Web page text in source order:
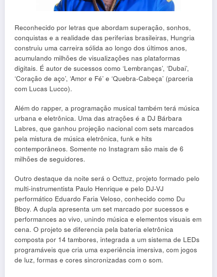
Reconhecido por letras que abordam superação, sonhos,
conquistas e a realidade das periferias brasileiras, Hungria
construiu uma carreira sólida ao longo dos últimos anos,
acumulando milhões de visualizações nas plataformas
digitais. É autor de sucessos como ‘Lembranças’, ‘Dubai’,
‘Coração de aço’, ‘Amor e Fé’ e ‘Quebra-Cabeça’ (parceria
com Lucas Lucco).
Além do rapper, a programação musical também terá música
urbana e eletrônica. Uma das atrações é a DJ Bárbara
Labres, que ganhou projeção nacional com sets marcados
pela mistura de música eletrônica, funk e hits
contemporâneos. Somente no Instagram são mais de 6
milhões de seguidores.
Outro destaque da noite será o Octtuz, projeto formado pelo
multi-instrumentista Paulo Henrique e pelo DJ-VJ
performático Eduardo Faria Veloso, conhecido como Du
Bboy. A dupla apresenta um set marcado por sucessos e
performances ao vivo, unindo música e elementos visuais em
cena. O projeto se diferencia pela bateria eletrônica
composta por 14 tambores, integrada a um sistema de LEDs
programáveis que cria uma experiência imersiva, com jogos
de luz, formas e cores sincronizadas com o som.